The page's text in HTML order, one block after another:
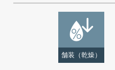
舗装（乾燥）